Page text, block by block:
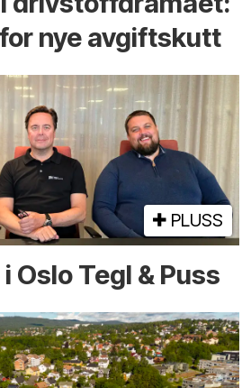
nye avgiftskutt
PLUSS
Oslo Tegl & Puss